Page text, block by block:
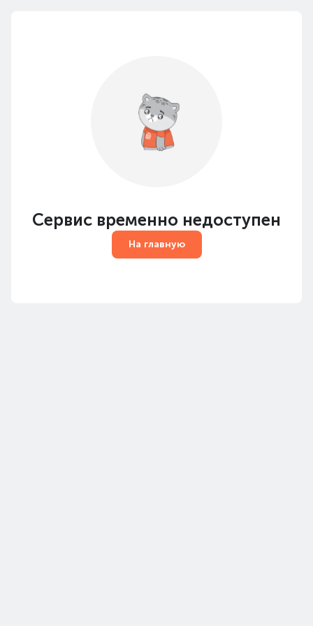
Сервис временно недоступен
На главную